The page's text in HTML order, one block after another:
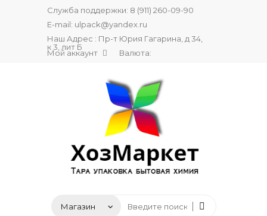
Служба поддержки: 8 (911) 260-09-90
E-mail: ulpack@yandex.ru
Наш Адрес : Пр-т Юрия Гагарина, д 34,
к 3, лит Б
Мой аккаунт Валюта: